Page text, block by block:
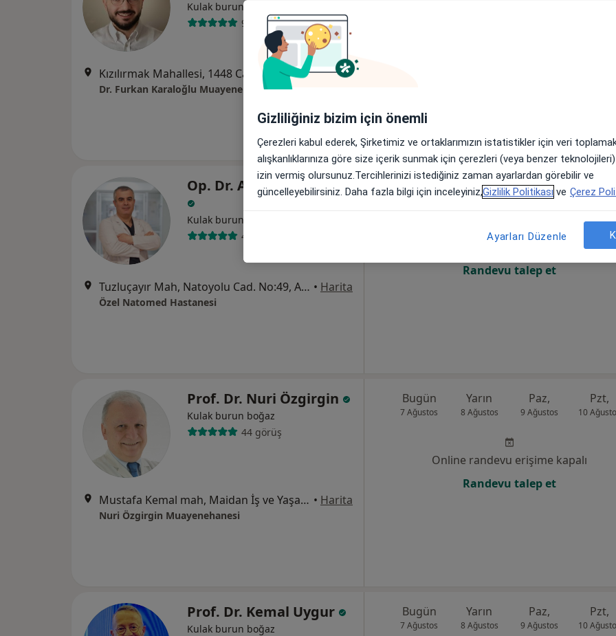
Kulak burun boğaz
92 görüş
Kızılırmak Mahallesi, 1448 Cadde, No:3 Daire:9 Ladin Apartmanı, Çukurambar, Ankara •Harita
Dr. Furkan Karaloğlu Muayenehanesi
Op. Dr. Ali İhsan Bebek
Kulak burun boğaz
41 görüş
Tuzluçayır Mah, Natoyolu Cad. No:49, Ankara • Harita
Özel Natomed Hastanesi
Bugün
7 Ağustos
Yarın
8 Ağustos
Paz,
9 Ağustos
Pzt,
10
Online randevu erişime kapalı
Randevu talep et
Prof. Dr. Nuri Özgirgin
Kulak burun boğaz
44 görüş
Mustafa Kemal mah, Maidan İş ve Yaşam Merkezi, 2118. Cd. A Blok Kat 12 No 131 Çankaya/Ankara, Ankara • Harita
Nuri Özgirgin Muayenehanesi
Bugün
7 Ağustos
Yarın
8 Ağustos
Paz,
9 Ağustos
Pzt,
10
Online randevu erişime kapalı
Randevu talep et
Prof. Dr. Kemal Uygur
Kulak burun boğaz
Bugün
7 Ağustos
Yarın
8 Ağustos
Paz,
9 Ağustos
Pzt,
10
Gizliliğiniz bizim için önemli
Çerezleri kabul ederek, Şirketimiz ve ortaklarımızın istatistikler için veri
alışkanlıklarınıza göre size içerik sunmak için çerezleri (veya benzer
izin vermiş olursunuz.Tercihlerinizi istediğiniz zaman ayarlardan görebilir ve
güncelleyebilirsiniz. Daha fazla bilgi için inceleyiniz,Gizlilik Politikası ve Çerez
Ayarları Düzenle